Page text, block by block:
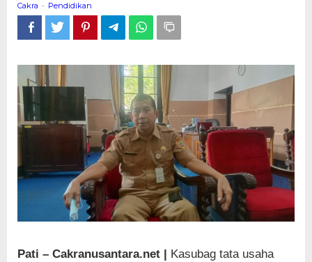
Pemberitaan
Cakra - Pendidikan
Pati – Cakranusantara.net | Kasubag tata usaha